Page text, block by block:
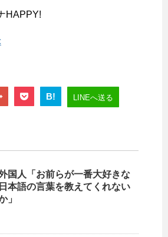
HAPPY!
B! LINEへ送る
国人「お前らが一番大好きな
日本語の言葉を教えてくれない
」